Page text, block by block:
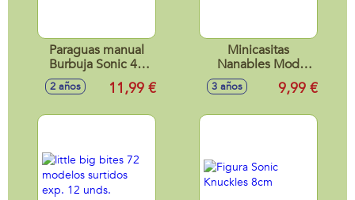
Paraguas manual
Burbuja Sonic 45
2 años 11,99 €
Minicasitas
Nanables Mod
Sdos
3 años 9,99 €